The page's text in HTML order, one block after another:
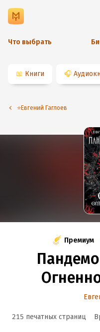
Что выбрать
📖 Книги 🎧
⭐️Евгений Гаглоев
Премиум
215 печатных страниц